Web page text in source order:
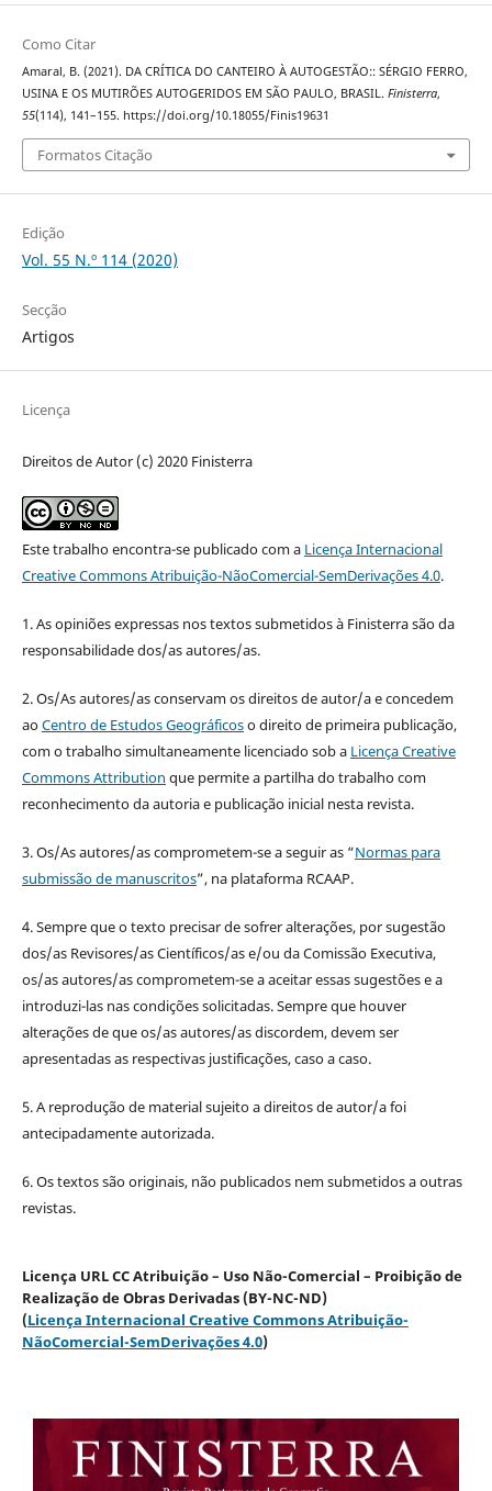
Como Citar
Amaral, B. (2021). DA CRÍTICA DO CANTEIRO À AUTOGESTÃO:: SÉRGIO FERRO,
USINA E OS MUTIRÕES AUTOGERIDOS EM SÃO PAULO, BRASIL. Finisterra,
55(114), 141–155. https://doi.org/10.18055/Finis19631
Formatos Citação
Edição
Vol. 55 N.º 114 (2020)
Secção
Artigos
Licença
Direitos de Autor (c) 2020 Finisterra
Este trabalho encontra-se publicado com a Licença Internacional
Creative Commons Atribuição-NãoComercial-SemDerivações 4.0.
1. As opiniões expressas nos textos submetidos à Finisterra são da
responsabilidade dos/as autores/as.
2. Os/As autores/as conservam os direitos de autor/a e concedem
aoCentro de Estudos Geográficoso direito de primeira publicação,
com o trabalho simultaneamente licenciado sob a Licença Creative
Commons Attribution que permite a partilha do trabalho com
reconhecimento da autoria e publicação inicial nesta revista.
3. Os/As autores/as comprometem-se a seguir as “Normas para
submissão de manuscritos”, na plataforma RCAAP.
4. Sempre que o texto precisar de sofrer alterações, por sugestão
dos/as Revisores/as Científicos/as e/ou da Comissão Executiva,
os/as autores/as comprometem-se a aceitar essas sugestões e a
introduzi-las nas condições solicitadas. Sempre que houver
alterações de que os/as autores/as discordem, devem ser
apresentadas as respectivas justificações, caso a caso.
5. A reprodução de material sujeito a direitos de autor/a foi
antecipadamente autorizada.
6. Os textos são originais, não publicados nem submetidos a outras
revistas.
Licença URL CC Atribuição – Uso Não-Comercial – Proibição de
Realização de Obras Derivadas (BY-NC-ND)
(Licença Internacional Creative Commons Atribuição-
NãoComercial-SemDerivações 4.0)